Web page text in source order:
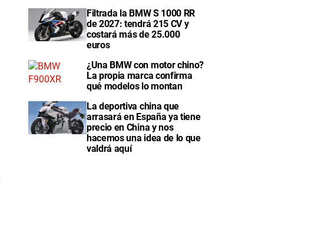
Filtrada la BMW S 1000 RR
de 2027: tendrá 215 CV y
costará más de 25.000
euros
¿Una BMW con motor chino?
La propia marca confirma
qué modelos lo montan
La deportiva china que
arrasará en España ya tiene
precio en China y nos
hacemos una idea de lo que
valdrá aquí